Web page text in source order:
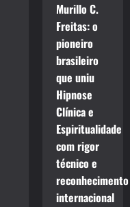
Murillo C.
Freitas: o
pioneiro
brasileiro
que uniu
Hipnose
Clínica e
Espiritualidade
com rigor
técnico e
reconhecimento
internacional